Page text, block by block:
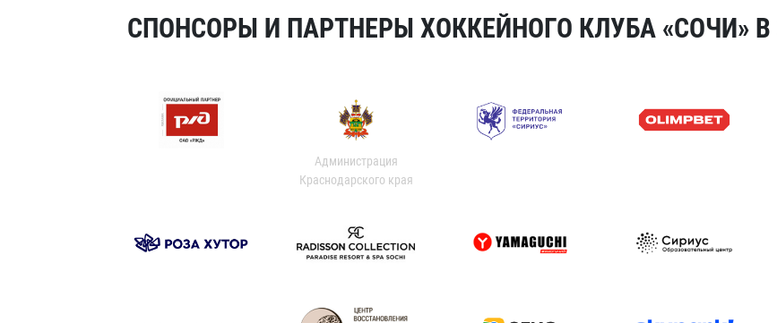
СПОНСОРЫ И ПАРТНЕРЫ ХОККЕЙНОГО КЛУБА «СОЧИ» В
Администрация
Краснодарского края